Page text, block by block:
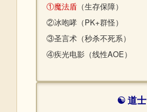
①魔法盾 （生存保障）
②冰咆哮（PK+群怪）
③圣言术（秒杀不死系）
④疾光电影（线性AOE）
☯️ 道士